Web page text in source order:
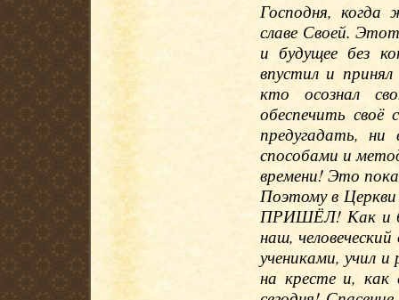
Господня, когда
славе Своей.
и будущее без
впустил и
кто осознал
обеспечить своё
предугадать,
способами и
времени! Это
Поэтому в
ПРИШЁЛ! Как и
наш,
учениками, учил
на кресте и,